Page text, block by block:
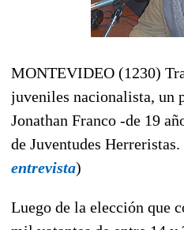
MONTEVIDEO (1230)
juveniles nacionalista, un
Jonathan Franco -de 19
de Juventudes Herreristas.
entrevista)
Luego de la elección que